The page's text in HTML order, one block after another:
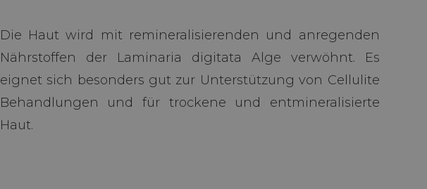
Die Haut wird mit remineralisierenden und anregenden
Nährstoffen der Laminaria digitata Alge verwöhnt. Es
eignet sich besonders gut zur Unterstützung von Cellulite
Behandlungen und für trockene und entmineralisierte
Haut.